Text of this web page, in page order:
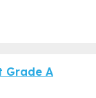
Grade A